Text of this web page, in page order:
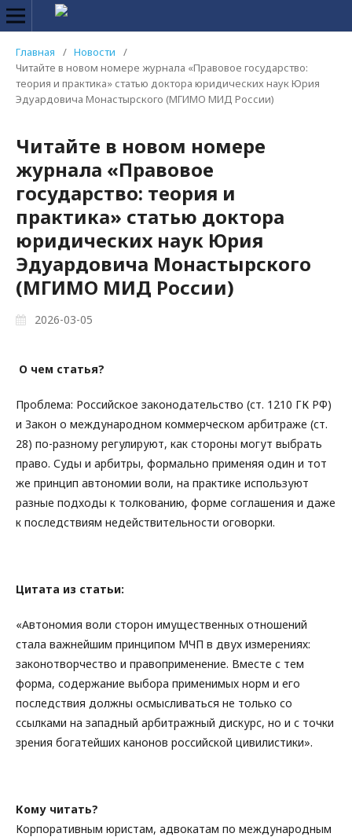
Главная / Новости
/
Читайте в новом номере журнала «Правовое государство:
теория и практика» статью доктора юридических наук Юрия
Эдуардовича Монастырского (МГИМО МИД России)
Читайте в новом номере
журнала «Правовое
государство: теория и
практика» статью доктора
юридических наук Юрия
Эдуардовича Монастырского
(МГИМО МИД России)
2026-03-05
О чем статья?
Проблема: Российское законодательство (ст. 1210 ГК РФ)
и Закон о международном коммерческом арбитраже (ст.
28) по-разному регулируют, как стороны могут выбрать
право. Суды и арбитры, формально применяя один и тот
же принцип автономии воли, на практике используют
разные подходы к толкованию, форме соглашения и даже
к последствиям недействительности оговорки.
Цитата из статьи:
«Автономия воли сторон имущественных отношений
стала важнейшим принципом МЧП в двух измерениях:
законотворчество и правоприменение. Вместе с тем
форма, содержание выбора применимых норм и его
последствия должны осмысливаться не только со
ссылками на западный арбитражный дискурс, но и с точки
зрения богатейших канонов российской цивилистики».
Кому читать?
Корпоративным юристам, адвокатам по международным